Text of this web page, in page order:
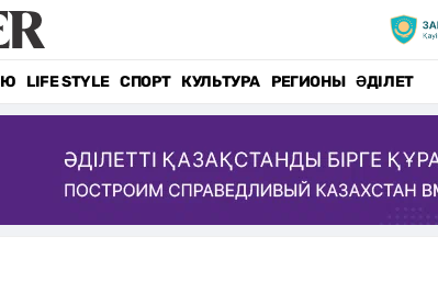
LIFE STYLE СПОРТ КУЛЬТУРА РЕГИОНЫ ӘДІЛЕТ